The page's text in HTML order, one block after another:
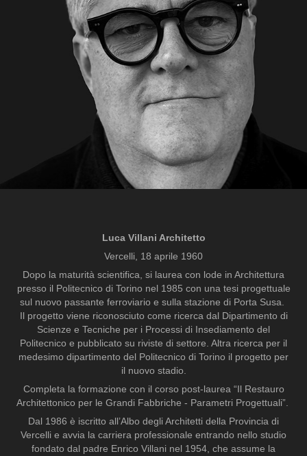
Luca Villani Architetto
Vercelli, 18 aprile 1960
Dopo la maturità scientifica, si laurea con lode in Architettura
presso il Politecnico di Torino nel 1985 con una tesi progettuale
sul nuovo passante ferroviario e sulla stazione di Porta Susa.
Il progetto viene riconosciuto come ricerca dal Dipartimento di
Scienze e Tecniche per i Processi di Insediamento del
Politecnico e pubblicato su riviste di settore. Altra ricerca per il
medesimo dipartimento del Politecnico di Torino il progetto per
il nuovo stadio.
Completa la formazione con il corso post-laurea “Il Restauro
Architettonico per le Grandi Fabbriche - Parametri Progettuali”.
Dal 1986 è iscritto all’Albo degli Architetti della Provincia di
Vercelli e avvia la carriera professionale entrando nello studio
fondato dal padre Enrico Villani nel 1954, che assume la